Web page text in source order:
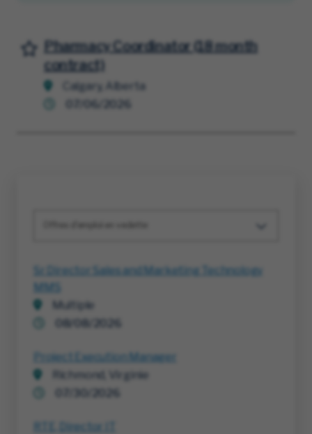
Pharmacy Coordinator (18 month
contract)
Calgary, Alberta
07/06/2026
Sauvegarder l'offre d'emploi
Sr Director Sales and Marketing Technology
MMS
Multiple
08/08/2026
Project Execution Manager
Richmond, Virginie
RTE, Director IT